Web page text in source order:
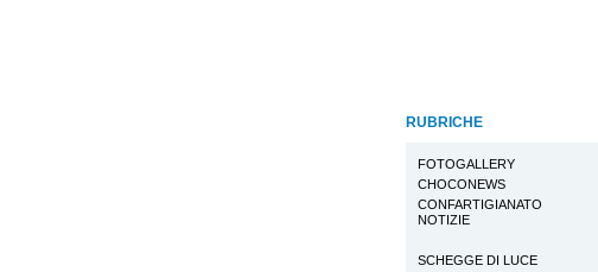
RUBRICHE
FOTOGALLERY
CHOCONEWS
CONFARTIGIANATO
NOTIZIE
SCHEGGE DI LUCE